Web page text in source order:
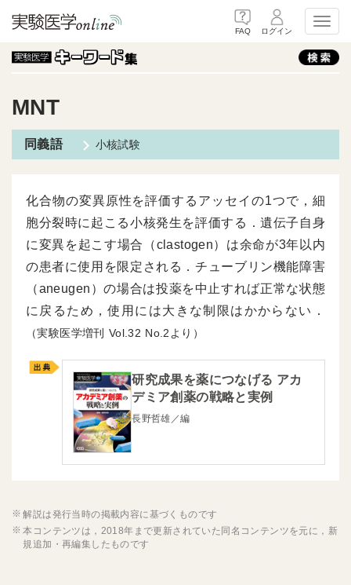
FAQ ログイン
MNT
小核試験
化合物の変異原性を評価するアッセイの1つで，細
胞分裂時に起こる小核発生を評価する．遺伝子自身
に変異を起こす場合（clastogen）は余命が3年以内
の患者に使用を限定される．チューブリン機能障害
（aneugen）の場合は投薬を中止すれば正常な状態
に戻るため，使用には大きな制限はかからない．
（実験医学増刊 32 2より）
研究成果を薬につなげる アカ
デミア創薬の戦略と実例
長野哲雄／編
解説は発行当時の掲載内容に基づくものです
本コンテンツは，2018年まで更新されていた同名コンテンツを元に，新
規追加・再編集したものです